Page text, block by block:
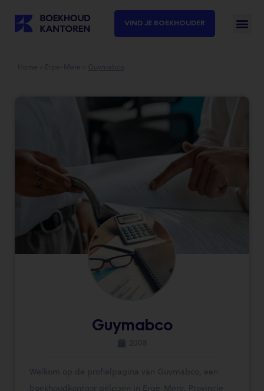
VIND JE BOEKHOUDER
Guymabco
2008
Welkom op de profielpagina van Guymabco, een
boekhoudkantoor gelegen in Erpe-Mere, Provincie